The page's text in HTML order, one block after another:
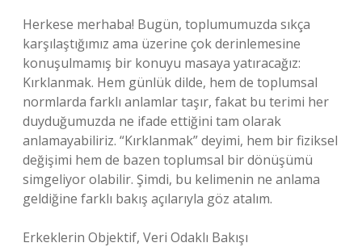
Herkese merhaba! Bugün, toplumumuzda sıkça
karşılaştığımız ama üzerine çok derinlemesine
konuşulmamış bir konuyu masaya yatıracağız:
Kırklanmak. Hem günlük dilde, hem de toplumsal
normlarda farklı anlamlar taşır, fakat bu terimi her
duyduğumuzda ne ifade ettiğini tam olarak
anlamayabiliriz. “Kırklanmak” deyimi, hem bir fiziksel
değişimi hem de bazen toplumsal bir dönüşümü
simgeliyor olabilir. Şimdi, bu kelimenin ne anlama
geldiğine farklı bakış açılarıyla göz atalım.
Erkeklerin Objektif, Veri Odaklı Bakışı